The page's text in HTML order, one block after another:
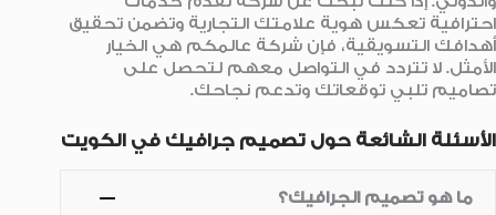
احترافية تعكس هوية علامتك التجارية وتضمن تحقيق
أهدافك التسويقية، فإن شركة عالمكم هي الخيار
الأمثل. لا تتردد في التواصل معهم لتحصل على
تصاميم تلبي توقعاتك وتدعم نجاحك.
الأسئلة الشائعة حول تصميم جرافيك في الكويت
ما هو تصميم الجرافيك؟